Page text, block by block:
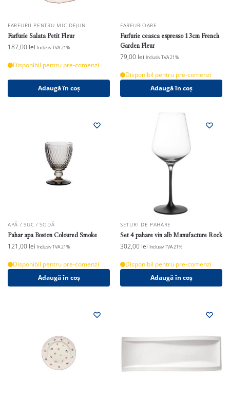
FARFURII PENTRU MIC DEJUN
Farfurie Salata Petit Fleur
187,00 lei Inclusiv TVA 21%
Disponibil pentru pre-comenzi
Adaugă în coș
FARFURIOARE
Farfurie ceasca espresso 13cm French
Garden Fleur
79,00 lei Inclusiv TVA 21%
Disponibil pentru pre-comenzi
Adaugă în coș
APĂ / SUC / SODĂ
Pahar apa Boston Coloured Smoke
121,00 lei Inclusiv TVA 21%
Disponibil pentru pre-comenzi
Adaugă în coș
SETURI DE PAHARE
Set 4 pahare vin alb Manufacture Rock
302,00 lei Inclusiv TVA 21%
Disponibil pentru pre-comenzi
Adaugă în coș